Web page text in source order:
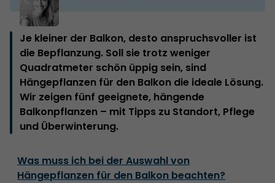
Je kleiner der Balkon, desto anspruchsvoller ist
die Bepflanzung. Soll sie trotz weniger
Quadratmeter schön üppig sein, sind
Hängepflanzen für den Balkon die ideale Lösung.
Wir zeigen fünf geeignete, hängende
Balkonpflanzen – mit Tipps zu Standort, Pflege
und Überwinterung.
Was muss ich bei der Auswahl von
Hängepflanzen für den Balkon beachten?